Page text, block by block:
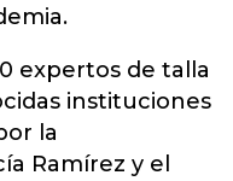
expertos de talla
instituciones
la
Ramírez y el